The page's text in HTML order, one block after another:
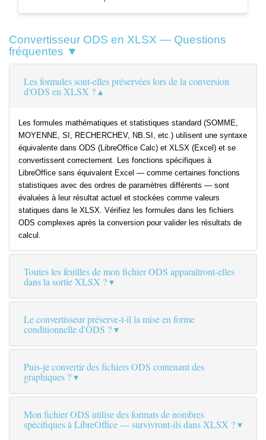
Convertisseur ODS en XLSX — Questions
fréquentes ▼
Les formules sont-elles préservées lors de la conversion
d'ODS en XLSX ?
Les formules mathématiques et statistiques standard (SOMME,
MOYENNE, SI, RECHERCHEV, NB.SI, etc.) utilisent une syntaxe
équivalente dans ODS (LibreOffice Calc) et XLSX (Excel) et se
convertissent correctement. Les fonctions spécifiques à
LibreOffice sans équivalent Excel — comme certaines fonctions
statistiques avec des ordres de paramètres différents — sont
évaluées à leur résultat actuel et stockées comme valeurs
statiques dans le XLSX. Vérifiez les formules dans les fichiers
ODS complexes après la conversion pour valider les résultats de
calcul.
Toutes les feuilles de mon fichier ODS apparaîtront-elles
dans la sortie XLSX ?
Le convertisseur préserve-t-il la mise en forme
conditionnelle d'ODS ?
Puis-je convertir des fichiers ODS contenant des
graphiques ?
Mon fichier ODS utilise des formats de nombres
spécifiques à LibreOffice — survivront-ils dans XLSX ?